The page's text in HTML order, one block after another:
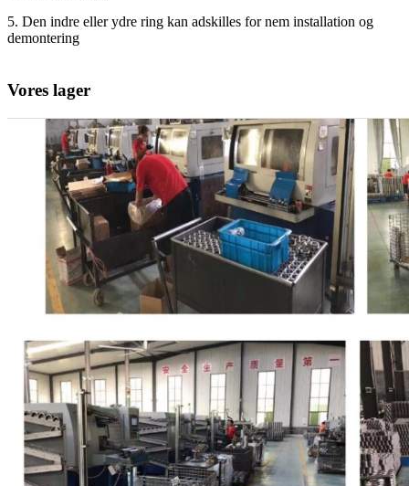
5. Den indre eller ydre ring kan adskilles for nem installation og
demontering
Vores lager